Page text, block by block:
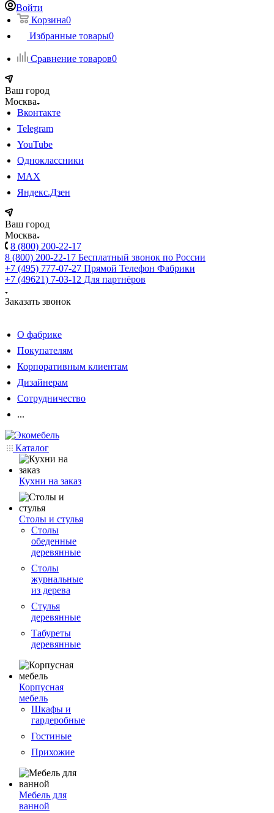
Войти
Корзина0
Избранные товары0
Сравнение товаров0
Ваш город
Москва
Вконтакте
Telegram
YouTube
Одноклассники
MAX
Яндекс.Дзен
Ваш город
Москва
8 (800) 200-22-17
8 (800) 200-22-17 Бесплатный звонок по России
+7 (495) 777-07-27 Прямой Телефон Фабрики
+7 (49621) 7-03-12 Для партнёров
Заказать звонок
О фабрике
Покупателям
Корпоративным клиентам
Дизайнерам
Сотрудничество
...
Каталог
Кухни на заказ
Столы и стулья
Столы
обеденные
деревянные
Столы
журнальные
из дерева
Стулья
деревянные
Табуреты
деревянные
Корпусная
мебель
Шкафы и
гардеробные
Гостиные
Прихожие
Мебель для
ванной